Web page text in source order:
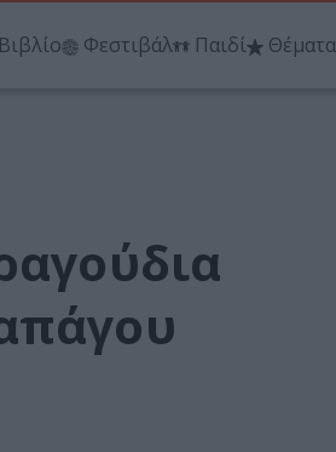
Βιβλίο Φεστιβάλ Παιδί Θέματα